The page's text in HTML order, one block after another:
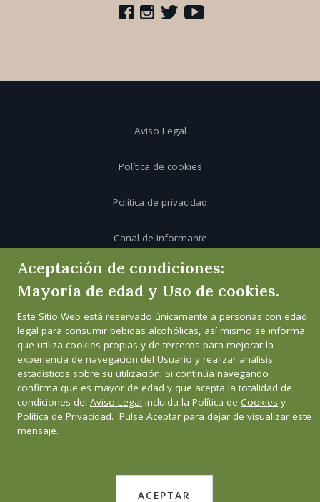
Aviso Legal
Política de cookies
Política de privacidad
Canal de informante
Aceptación de condiciones:
Mayoría de edad y Uso de cookies.
Este Sitio Web está reservado únicamente a personas con edad
legal para consumir bebidas alcohólicas, así mismo se informa
que utiliza cookies propias y de terceros para mejorar la
experiencia de navegación del Usuario y realizar análisis
estadísticos sobre su utilización. Si continúa navegando
confirma que es mayor de edad y que acepta la totalidad de
condiciones del Aviso Legal incluida la Política de Cookies y
Política de Privacidad. Pulse Aceptar para dejar de visualizar este
mensaje.
ACEPTAR